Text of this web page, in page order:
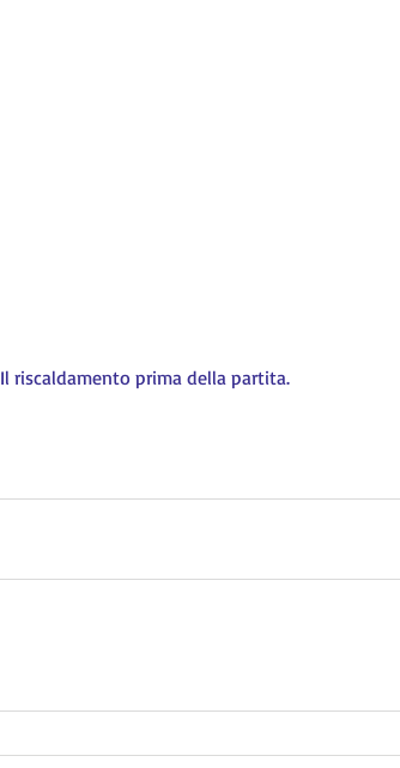
Il riscaldamento prima della partita.